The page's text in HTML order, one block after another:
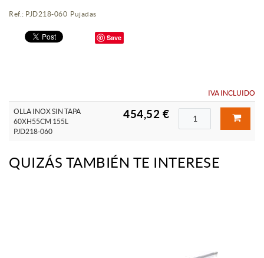
Ref.: PJD218-060 Pujadas
Save
IVA INCLUIDO
OLLA INOX SIN TAPA
60XH55CM 155L
PJD218-060
454,52 €
QUIZÁS TAMBIÉN TE INTERESE